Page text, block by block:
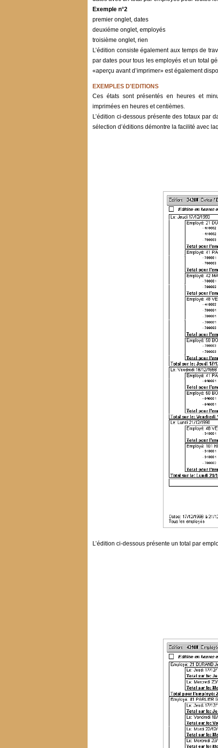
Exemple n°2
premier onglet, dates
deuxiéme onglet, employés
troisième onglet, rien
L’édition consiste également aux temps de
par dates pour tous les employés et un total
«aperçu avant d’imprimer» est également
EXEMPLES D'EDITIONS
Ces états sont présentés en heures et
imprimées en heures et centièmes.
L’édition ci-dessous présente des totaux par
sélection d’éditions démontre la facilité avec
L’édition ci-dessous présente un total par